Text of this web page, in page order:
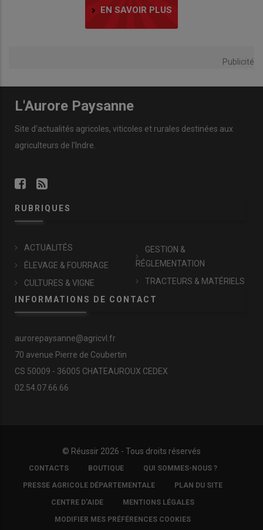
EN SAVOIR PLUS
Publicité
L'Aurore Paysanne
Site d'actualités agricoles, viticoles et rurales destinées aux
agriculteurs de l'Indre.
RUBRIQUES
ACTUALITÉS
ÉLEVAGE & FOURRAGE
CULTURES & VIGNE
GESTION &
RÉGLEMENTATION
TRACTEURS & MATÉRIELS
INFORMATIONS DE CONTACT
aurorepaysanne@agricvl.fr
70 avenue Pierre de Coubertin
CS 50009 - 36005 CHATEAUROUX CEDEX
02.54.07.66.66
© Réussir 2026 - Tous droits réservés
FOOTER
COPYRIGHT
CONTACTS BOUTIQUE QUI SOMMES-NOUS ?
PRESSE AGRICOLE DÉPARTEMENTALE PLAN DU SITE
CENTRE D'AIDE MENTIONS LÉGALES
MODIFIER MES PRÉFÉRENCES COOKIES